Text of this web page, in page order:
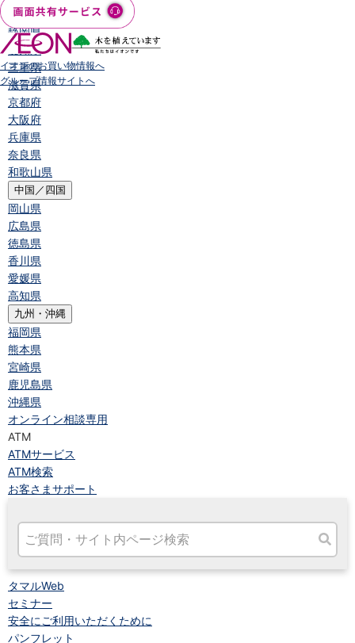
岐阜県
静岡県
愛知県
三重県
滋賀県
京都府
大阪府
兵庫県
奈良県
和歌山県
中国／四国
岡山県
広島県
徳島県
香川県
愛媛県
高知県
九州・沖縄
福岡県
熊本県
宮崎県
鹿児島県
沖縄県
オンライン相談専用
ATM
ATMサービス
ATM検索
お客さまサポート
タマルWeb
セミナー
安全にご利用いただくために
パンフレット
イオンのお買い物情報へ
グループ情報サイトへ